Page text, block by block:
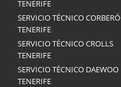
TENERIFE
SERVICIO TÉCNICO CORBERÓ
TENERIFE
SERVICIO TÉCNICO CROLLS
TENERIFE
SERVICIO TÉCNICO DAEWOO
TENERIFE